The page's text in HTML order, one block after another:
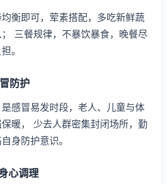
衡即可，荤素搭配，多吃新鲜蔬
三餐规律，不暴饮暴食，晚餐尽
。
防护
感冒易发时段，老人、儿童与体
暖， 少去人群密集封闭场所，勤
身防护意识。
心调理